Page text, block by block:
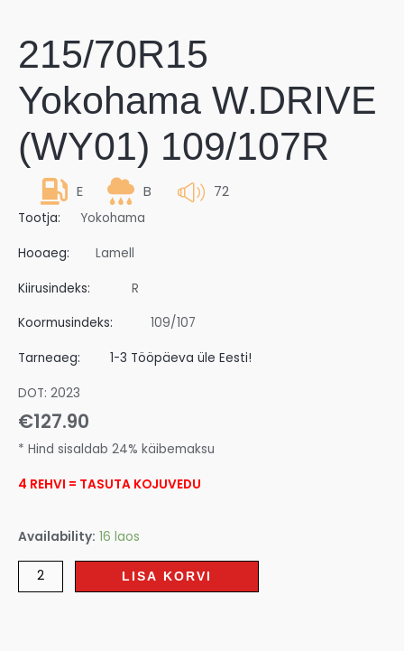
215/70R15
Yokohama W.DRIVE
(WY01) 109/107R
E B 72
Tootja: Yokohama
Hooaeg: Lamell
Kiirusindeks: R
Koormusindeks: 109/107
Tarneaeg: 1-3 Tööpäeva üle Eesti!
DOT: 2023
€127.90
* Hind sisaldab 24% käibemaksu
4 REHVI = TASUTA KOJUVEDU
Availability: 16 laos
LISA KORVI